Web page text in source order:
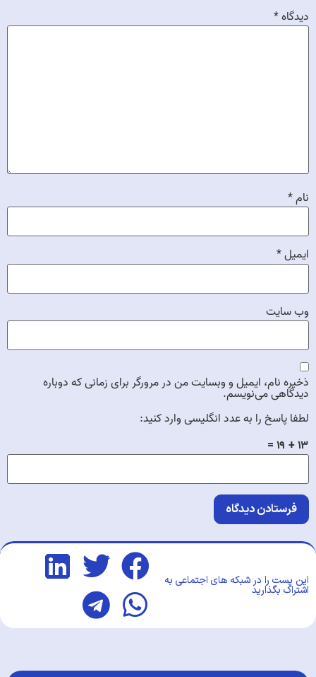
دیدگاه*
نام*
ایمیل*
وب‌ سایت
ذخیره نام، ایمیل و وبسایت من در مرورگر برای زمانی که دوباره
دیدگاهی می‌نویسم.
لطفا پاسخ را به عدد انگلیسی وارد کنید:
۱۳ + ۱۹ =
این پست را در شبکه های اجتماعی به
اشتراک بگذارید